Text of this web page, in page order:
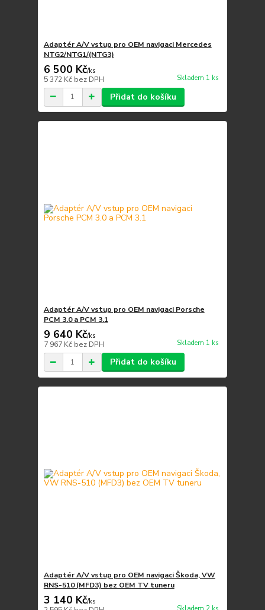
Adaptér A/V vstup pro OEM navigaci Mercedes
NTG2/NTG1/(NTG3)
6 500 Kč/ks
5 372 Kč bez DPH Skladem 1 ks
Přidat do košíku
Adaptér A/V vstup pro OEM navigaci Porsche
PCM 3.0 a PCM 3.1
9 640 Kč/ks
7 967 Kč bez DPH Skladem 1 ks
Přidat do košíku
Adaptér A/V vstup pro OEM navigaci Škoda, VW
RNS-510 (MFD3) bez OEM TV tuneru
3 140 Kč/ks